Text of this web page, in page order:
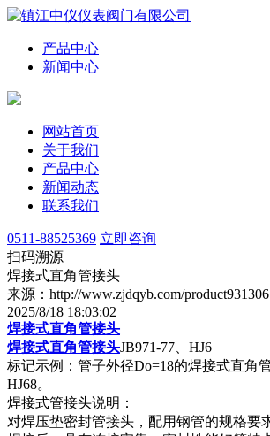
产品中心
新闻中心
网站首页
关于我们
产品中心
新闻动态
联系我们
0511-88525369 立即咨询
扫码溯源
焊接式直角管接头
来源：http://www.zjdqyb.com/
2025/8/18 18:03:02
焊接式直角管接头
焊接式直角管接头JB971-77、HJ6
标记示例：管子外径Do=18的焊接式直角
HJ68。
焊接式管接头说明：
对焊压垫密封管接头，配用钢管的规格要